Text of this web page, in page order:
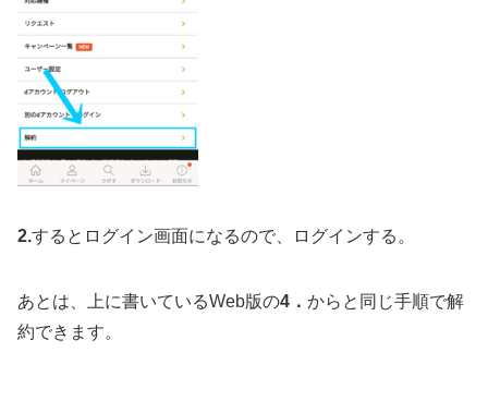
2.するとログイン画面になるので、ログインする。
あとは、上に書いているWeb版の4． からと同じ手順で解
約できます。